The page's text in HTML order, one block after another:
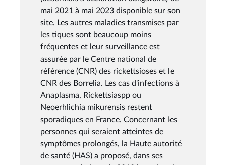
mai 2021 à mai 2023 disponible sur son
site. Les autres maladies transmises par
les tiques sont beaucoup moins
fréquentes et leur surveillance est
assurée par le Centre national de
référence (CNR) des rickettsioses et le
CNR des Borrelia. Les cas d'infections à
Anaplasma, Rickettsiaspp ou
Neoerhlichia mikurensis restent
sporadiques en France. Concernant les
personnes qui seraient atteintes de
symptômes prolongés, la Haute autorité
de santé (HAS) a proposé, dans ses